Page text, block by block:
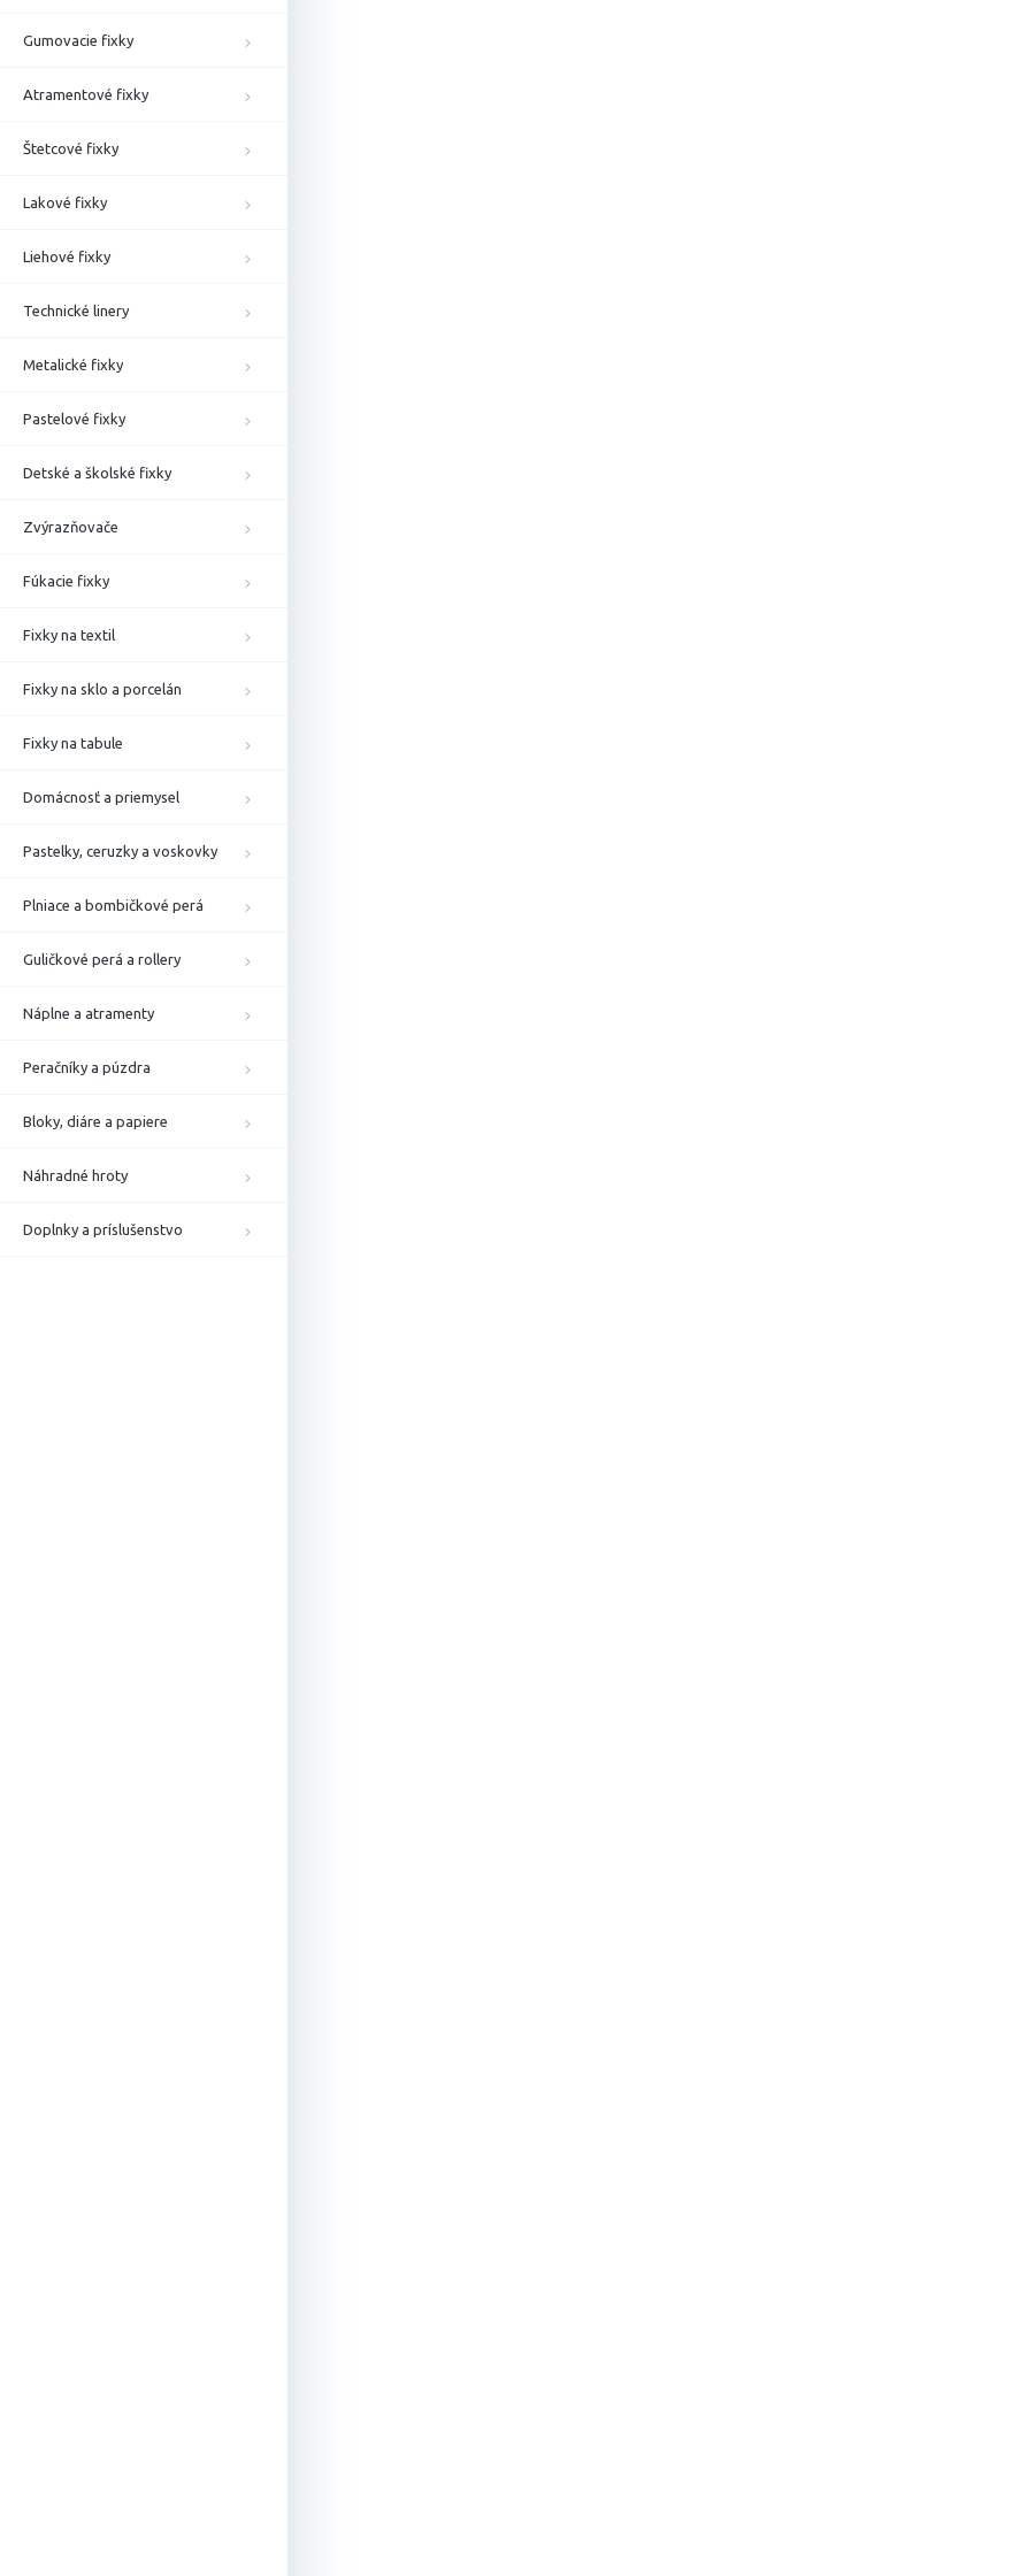
Gumovacie fixky
Atramentové fixky
Štetcové fixky
Lakové fixky
Liehové fixky
Technické linery
Metalické fixky
Pastelové fixky
Detské a školské fixky
Zvýrazňovače
Fúkacie fixky
Fixky na textil
Fixky na sklo a porcelán
Fixky na tabule
Domácnosť a priemysel
Pastelky, ceruzky a voskovky
Plniace a bombičkové perá
Guličkové perá a rollery
Náplne a atramenty
Peračníky a púzdra
Bloky, diáre a papiere
Náhradné hroty
Doplnky a príslušenstvo